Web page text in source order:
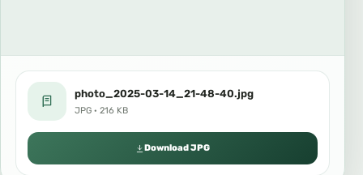
photo_2025-03-14_21-48-40.jpg
JPG · 216 KB
Download JPG